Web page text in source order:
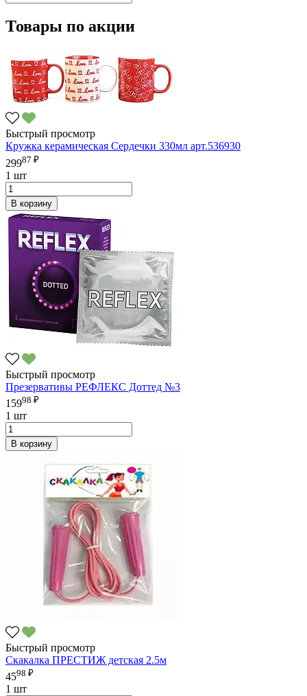
Товары по акции
Быстрый просмотр
Кружка керамическая Сердечки 330мл арт.536930
29987 ₽
1 шт
В корзину
Быстрый просмотр
Презервативы РЕФЛЕКС Доттед №3
15998 ₽
1 шт
В корзину
Быстрый просмотр
Скакалка ПРЕСТИЖ детская 2.5м
4598 ₽
1 шт